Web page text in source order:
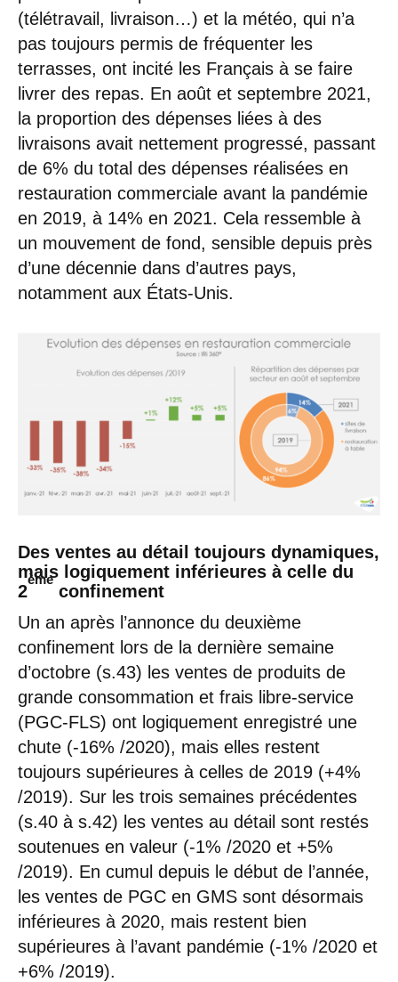
(télétravail, livraison…) et la météo, qui n’a
pas toujours permis de fréquenter les
terrasses, ont incité les Français à se faire
livrer des repas. En août et septembre 2021,
la proportion des dépenses liées à des
livraisons avait nettement progressé, passant
de 6% du total des dépenses réalisées en
restauration commerciale avant la pandémie
en 2019, à 14% en 2021. Cela ressemble à
un mouvement de fond, sensible depuis près
d’une décennie dans d’autres pays,
notamment aux États-Unis.
Des ventes au détail toujours dynamiques,
mais logiquement inférieures à celle du
2
ème
confinement
Un an après l’annonce du deuxième
confinement lors de la dernière semaine
d’octobre (s.43) les ventes de produits de
grande consommation et frais libre-service
(PGC-FLS) ont logiquement enregistré une
chute (-16% /2020), mais elles restent
toujours supérieures à celles de 2019 (+4%
/2019). Sur les trois semaines précédentes
(s.40 à s.42) les ventes au détail sont restés
soutenues en valeur (-1% /2020 et +5%
/2019). En cumul depuis le début de l’année,
les ventes de PGC en GMS sont désormais
inférieures à 2020, mais restent bien
supérieures à l’avant pandémie (-1% /2020 et
+6% /2019).